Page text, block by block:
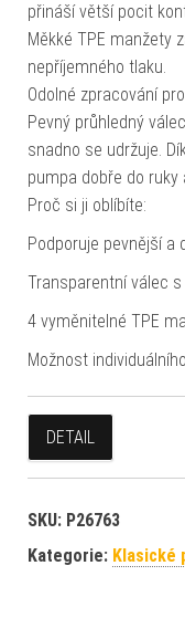
přináší větší pocit
Měkké TPE manžety
nepříjemného tlaku.
Odolné zpracování
Pevný průhledný
snadno se udržuje.
pumpa dobře do ruky
Proč si ji oblíbíte:
Podporuje pevnější a
Transparentní válec
4 vyměnitelné TPE
Možnost
DETAIL
SKU: P26763
Kategorie: Klasické